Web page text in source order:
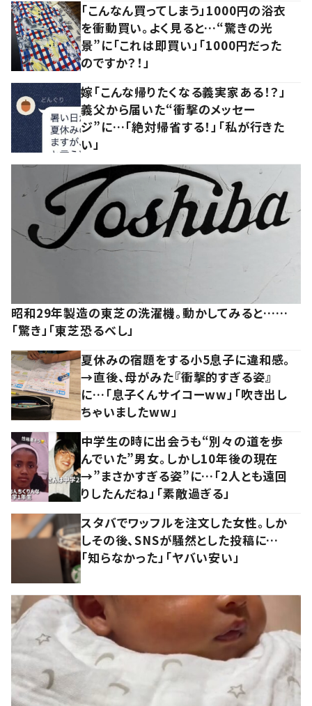
「こんなん買ってしまう」1000円の浴衣
を衝動買い。よく見ると…“驚きの光
景”に「これは即買い」「1000円だった
のですか？！」
嫁「こんな帰りたくなる義実家ある！？」
義父から届いた“衝撃のメッセー
ジ”に…「絶対帰省する！」「私が行きた
い」
昭和29年製造の東芝の洗濯機。動かしてみると……
「驚き」「東芝恐るべし」
夏休みの宿題をする小5息子に違和感。
→直後、母がみた『衝撃的すぎる姿』
に…「息子くんサイコーww」「吹き出し
ちゃいましたww」
中学生の時に出会うも“別々の道を歩
んでいた”男女。しかし10年後の現在
→”まさかすぎる姿”に…「2人とも遠回
りしたんだね」「素敵過ぎる」
スタバでワッフルを注文した女性。しか
しその後、SNSが騒然とした投稿に…
「知らなかった」「ヤバい安い」